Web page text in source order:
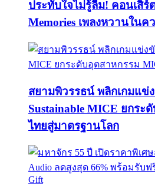
ประทับใจไม่รู้ลืม! คอนเสิร์
Memories เพลงหวานในค
สยามพิวรรธน์ พลิกเกมแ
Sustainable MICE ยกระ
ไทยสู่มาตรฐานโลก